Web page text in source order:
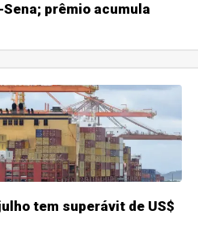
prêmio acumula
tem superávit de US$